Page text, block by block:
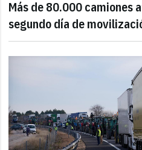
Más de 80.000 camiones
segundo día de